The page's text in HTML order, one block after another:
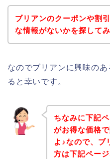
ブリアンのクーポンや割
な情報がないかを探して
なのでブリアンに興味の
ると幸いです。
ちなみに下記
がお得な価格
よ♪なので、ブ
方は下記ペー